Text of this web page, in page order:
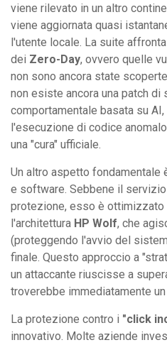
viene rilevato in un altro
viene aggiornata quasi
l'utente locale. La suite
dei Zero-Day, ovvero quelle
non sono ancora state
non esiste ancora una patch di
comportamentale basata su
l'esecuzione di codice
una "cura" ufficiale.
Un altro aspetto fondamentale
e software. Sebbene il
protezione, esso è ottimizzato
l'architettura HP Wolf, che
(proteggendo l'avvio del
finale. Questo approccio a
un attaccante riuscisse a
troverebbe immediatamente un
La protezione contro i "click
innovativo. Molte aziende